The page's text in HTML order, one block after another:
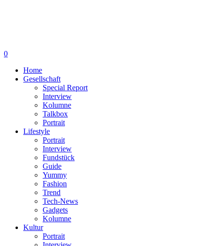
0
Home
Gesellschaft
Special Report
Interview
Kolumne
Talkbox
Portrait
Lifestyle
Portrait
Interview
Fundstück
Guide
Yummy
Fashion
Trend
Tech-News
Gadgets
Kolumne
Kultur
Portrait